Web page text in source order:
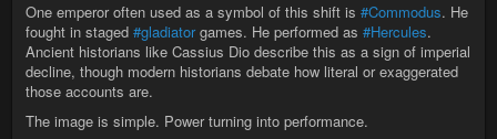
One emperor often used as a symbol of this shift is #Commodus. He
fought in staged #gladiatorgames. He performed as #Hercules.
Ancient historians like Cassius Dio describe this as a sign of imperial
decline, though modern historians debate how literal or exaggerated
those accounts are.
The image is simple. Power turning into performance.